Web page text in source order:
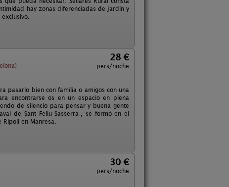
hay zonas diferenciadas de jardín y
28 €
pers/noche
pasarlo bien con familia o amigos con una
encontrarse os en un espacio en plena
de silencio para pensar y buena gente
de Sant Feliu Sasserra-, se formó en el
en Manresa.
30 €
pers/noche